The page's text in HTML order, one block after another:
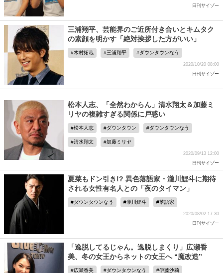
日刊サイゾー
三浦翔平、芸能界のご近所付き合いとキムタク
の素顔を明かす「絶対挨拶した方がいい」
木村拓哉 三浦翔平 ダウンタウンなう
2020/10/20 08:00
日刊サイゾー
松本人志、「全然わからん」清水翔太＆加藤ミ
リヤの複雑すぎる関係に戸惑い
松本人志 ダウンタウン ダウンタウンなう
清水翔太 加藤ミリヤ
2020/09/13 12:00
日刊サイゾー
夏菜もドン引き!? 異色落語家・瀧川鯉斗に期待
される女性有名人との「夜のタイマン」
ダウンタウンなう 瀧川鯉斗 落語家
2020/08/02 17:30
日刊サイゾー
「逸脱してるじゃん。逸脱しまくり」広瀬香
美、冬の女王からネットの女王へ “魔改造”
広瀬香美 ダウンタウンなう 伊藤沙莉